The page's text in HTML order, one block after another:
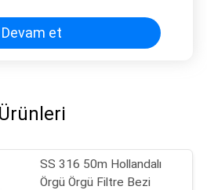
Devam et
Ürünleri
SS 316 50m Hollandalı
Örgü Örgü Filtre Bezi